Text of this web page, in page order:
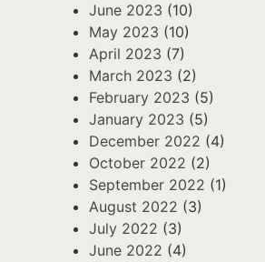
June 2023 (10)
May 2023 (10)
April 2023 (7)
March 2023 (2)
February 2023 (5)
January 2023 (5)
December 2022 (4)
October 2022 (2)
September 2022 (1)
August 2022 (3)
July 2022 (3)
June 2022 (4)